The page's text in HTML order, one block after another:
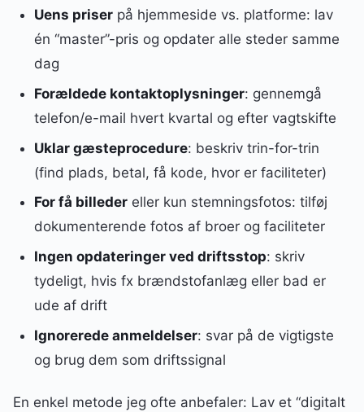
Uens priserpå hjemmeside vs. platforme: lav
én “master”-pris og opdater alle steder samme
dag
Forældede kontaktoplysninger: gennemgå
telefon/e-mail hvert kvartal og efter vagtskifte
Uklar gæsteprocedure: beskriv trin-for-trin
(find plads, betal, få kode, hvor er faciliteter)
For få billedereller kun stemningsfotos: tilføj
dokumenterende fotos af broer og faciliteter
Ingen opdateringer ved driftsstop: skriv
tydeligt, hvis fx brændstofanlæg eller bad er
ude af drift
Ignorerede anmeldelser: svar på de vigtigste
og brug dem som driftssignal
En enkel metode jeg ofte anbefaler: Lav et “digitalt